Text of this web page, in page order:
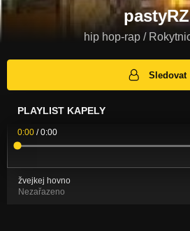
pastyRZ
hip hop-rap /
Sledovat
PLAYLIST KAPELY
0:00 /0:00
žvejkej hovno
Nezařazeno